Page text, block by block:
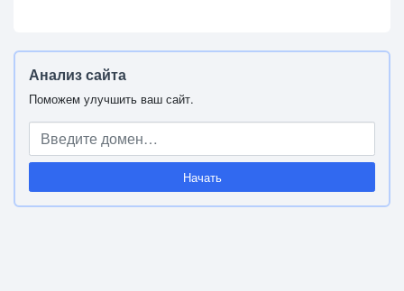
Анализ сайта
Поможем улучшить ваш сайт.
Начать